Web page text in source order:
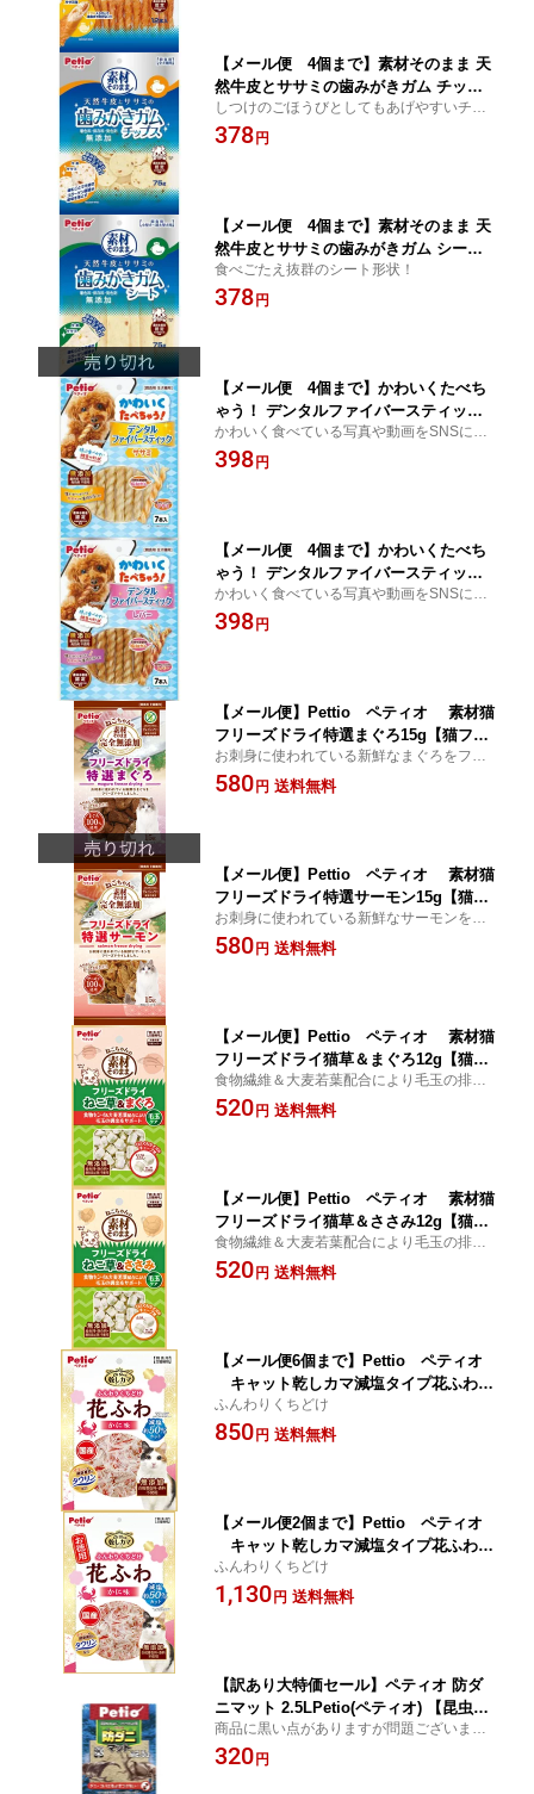
【メール便 4個まで】素材そのまま 天
然牛皮とササミの歯みがきガム チップ
ス 75g【犬用】【犬オヤツ】【犬間食】
【ガム】
しつけのごほうびとしてもあげやすいチッ
プス形状
378円
【メール便 4個まで】素材そのまま 天
然牛皮とササミの歯みがきガム シート 7
5g【犬用】【犬オヤツ】【犬間食】【ガ
ム】
食べごたえ抜群のシート形状！
378円
【メール便 4個まで】かわいくたべち
ゃう！ デンタルファイバースティック
ササミ 7本入【犬用】【犬オヤツ】【犬
間食】【ガム】
かわいく食べている写真や動画をSNSにア
ップしよう！
398円
【メール便 4個まで】かわいくたべち
ゃう！ デンタルファイバースティック
レバー 7本入【犬用】【犬オヤツ】【犬
間食】【ガム】
かわいく食べている写真や動画をSNSにア
ップしよう！
398円
【メール便】Pettio ペティオ 素材猫
フリーズドライ特選まぐろ15g【猫フー
ド】【全猫種用】【間食用】【猫おや
つ】
お刺身に使われている新鮮なまぐろをフリ
ーズドライしました。
580円 送料無料
【メール便】Pettio ペティオ 素材猫
フリーズドライ特選サーモン15g【猫フ
ード】【全猫種用】【間食用】【猫おや
つ】
お刺身に使われている新鮮なサーモンをフ
リーズドライしました。
580円 送料無料
【メール便】Pettio ペティオ 素材猫
フリーズドライ猫草＆まぐろ12g【猫フ
ード】【全猫種用】【間食用】【猫おや
つ】
食物繊維＆大麦若葉配合により毛玉の排出
をサポート
520円 送料無料
【メール便】Pettio ペティオ 素材猫
フリーズドライ猫草＆ささみ12g【猫フ
ード】【全猫種用】【間食用】【猫おや
つ】
食物繊維＆大麦若葉配合により毛玉の排出
をサポート
520円 送料無料
【メール便6個まで】Pettio ペティオ
キャット乾しカマ減塩タイプ花ふわか
に味20g【猫フード】【全猫種用】【間
食用】【猫おやつ】
ふんわりくちどけ
850円 送料無料
【メール便2個まで】Pettio ペティオ
キャット乾しカマ減塩タイプ花ふわか
に味60g【猫フード】【全猫種用】【間
食用】【猫おやつ】
ふんわりくちどけ
1,130円 送料無料
【訳あり大特価セール】ペティオ 防ダ
ニマット 2.5LPetio(ペティオ) 【昆虫】
【昆虫マット】【成虫カブトムシ】【カ
ブトムシ】【クワガタ】【昆虫用品】※
商品に黒い点がありますが問題ございませ
ん。返品交換はできかねます。
320円